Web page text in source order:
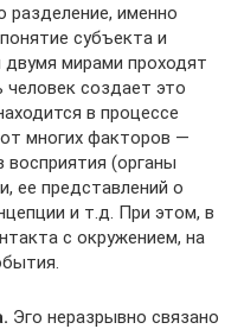
разделение, именно
субъекта и
мирами проходят
человек создает это
в процессе
многих факторов —
восприятия (органы
ее представлений о
и т.д. При этом, в
с окружением, на
Эго неразрывно связано